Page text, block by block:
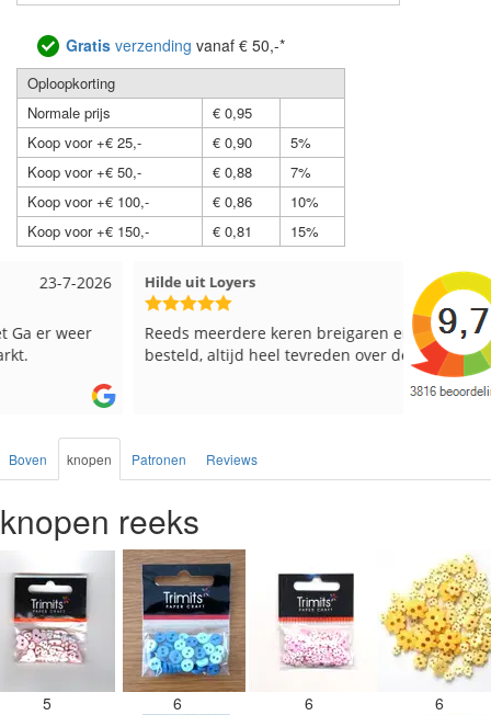
Gratis verzending vanaf € 50,-*
Oploopkorting
Normale prijs
€ 0,95
Koop voor +€ 25,-
€ 0,90
5%
Koop voor +€ 50,-
€ 0,88
7%
Koop voor +€ 100,-
€ 0,86
10%
Koop voor +€ 150,-
€ 0,81 15%
Hilde uit Loyers
Reeds meerdere keren breigaren en breinaalden
besteld, altijd heel tevreden over de service.
Loes uit
Snelle
Boven knopen Patronen Reviews
knopen reeks
5 6 6 6